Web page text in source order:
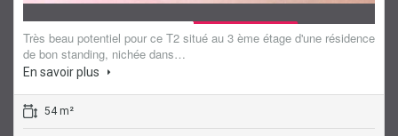
Très beau potentiel pour ce T2 situé au 3 ème étage d'une résidence
de bon standing, nichée dans…
En savoir plus
54 m²